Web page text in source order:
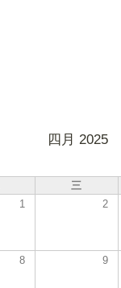
四月 2025
三
1 2
8 9